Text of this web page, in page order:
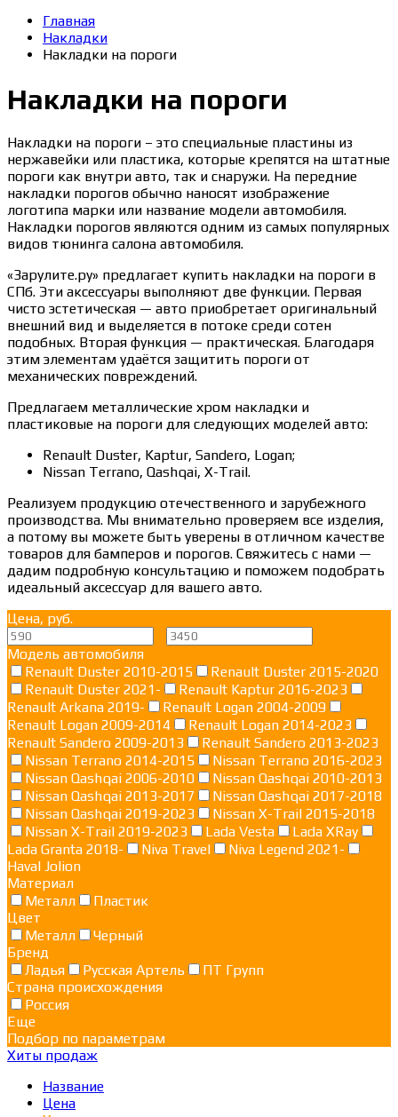
Главная
Накладки
Накладки на пороги
Накладки на пороги
Накладки на пороги – это специальные пластины из
нержавейки или пластика, которые крепятся на штатные
пороги как внутри авто, так и снаружи. На передние
накладки порогов обычно наносят изображение
логотипа марки или название модели автомобиля.
Накладки порогов являются одним из самых популярных
видов тюнинга салона автомобиля.
«Зарулите.ру» предлагает купить накладки на пороги в
СПб. Эти аксессуары выполняют две функции. Первая
чисто эстетическая — авто приобретает оригинальный
внешний вид и выделяется в потоке среди сотен
подобных. Вторая функция — практическая. Благодаря
этим элементам удаётся защитить пороги от
механических повреждений.
Предлагаем металлические хром накладки и
пластиковые на пороги для следующих моделей авто:
Renault Duster, Kaptur, Sandero, Logan;
Nissan Terrano, Qashqai, X-Trail.
Реализуем продукцию отечественного и зарубежного
производства. Мы внимательно проверяем все изделия,
а потому вы можете быть уверены в отличном качестве
товаров для бамперов и порогов. Свяжитесь с нами —
дадим подробную консультацию и поможем подобрать
идеальный аксессуар для вашего авто.
Цена, руб.
Модель автомобиля
Renault Duster 2010-2015
Renault Duster 2015-2020
Renault Duster 2021-
Renault Kaptur 2016-2023
Renault Arkana 2019-
Renault Logan 2004-2009
Renault Logan 2009-2014
Renault Logan 2014-2023
Renault Sandero 2009-2013
Renault Sandero 2013-2023
Nissan Terrano 2014-2015
Nissan Terrano 2016-2023
Nissan Qashqai 2006-2010
Nissan Qashqai 2010-2013
Nissan Qashqai 2013-2017
Nissan Qashqai 2017-2018
Nissan Qashqai 2019-2023
Nissan X-Trail 2015-2018
Nissan X-Trail 2019-2023
Lada Vesta
Lada XRay
Lada Granta 2018-
Niva Travel
Niva Legend 2021-
Haval Jolion
Материал
Металл
Пластик
Цвет
Металл
Черный
Бренд
Ладья
Русская Артель
ПТ Групп
Страна происхождения
Россия
Еще
Подбор по параметрам
Хиты продаж
Название
Цена